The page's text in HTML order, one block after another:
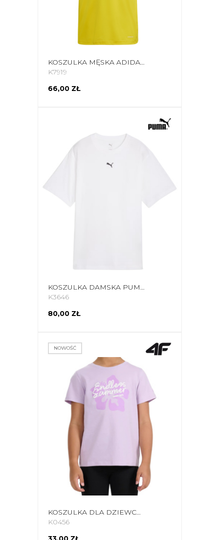
KOSZULKA MĘSKA ADIDAS REGISTA 20 JERSEY ŻÓŁTA FI4556
K7919
66,00 ZŁ
KOSZULKA DAMSKA PUMA ESS RELAXED TEE BIAŁA 684971 02
K3646
80,00 ZŁ
KOSZULKA DLA DZIEWCZYNKI 4F F2938 JASNY FIOLET 4FJWSS26TTSHF2938 52S
K0456
NOWOŚĆ